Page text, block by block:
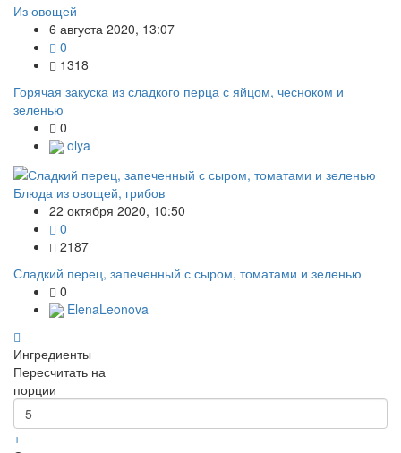
Из овощей
6 августа 2020, 13:07
0
1318
Горячая закуска из сладкого перца с яйцом, чесноком и
зеленью
0
olya
Блюда из овощей, грибов
22 октября 2020, 10:50
0
2187
Сладкий перец, запеченный с сыром, томатами и зеленью
0
ElenaLeonova
Ингредиенты
Пересчитать на
порции
+ -